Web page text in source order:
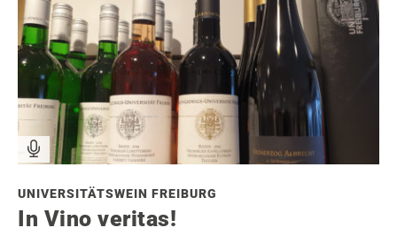
UNIVERSITÄTSWEIN FREIBURG
In Vino veritas!